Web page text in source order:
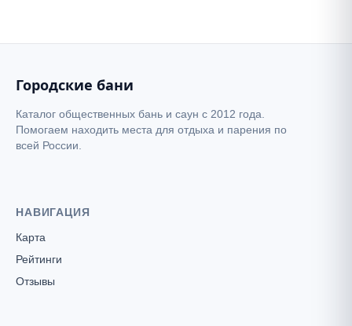
Городские бани
Каталог общественных бань и саун с 2012 года.
Помогаем находить места для отдыха и парения по
всей России.
НАВИГАЦИЯ
Карта
Рейтинги
Отзывы